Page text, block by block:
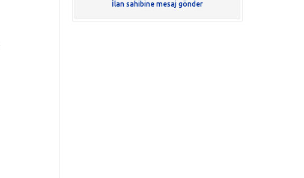
İlan sahibine mesaj gönder